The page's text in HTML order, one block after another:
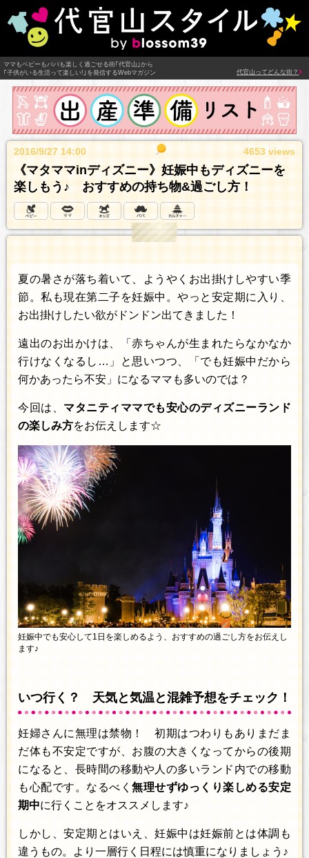
ママもベビーもパパも楽しく過ごせる街｢代官山｣から
｢子供がいる生活って楽しい!｣を発信するWebマガジン
代官山ってどんな街？
2016/9/27 14:00 4653 views
《マタママinディズニー》妊娠中もディズニーを
楽しもう♪ おすすめの持ち物&過ごし方！
夏の暑さが落ち着いて、ようやくお出掛けしやすい季
節。私も現在第二子を妊娠中。やっと安定期に入り、
お出掛けしたい欲がドンドン出てきました！
遠出のお出かけは、「赤ちゃんが生まれたらなかなか
行けなくなるし…」と思いつつ、「でも妊娠中だから
何かあったら不安」になるママも多いのでは？
今回は、 マタニティママでも安心のディズニーランド
の楽しみ方をお伝えします☆
妊娠中でも安心して1日を楽しめるよう、おすすめの過ごし方をお伝えし
ます♪
いつ行く？ 天気と気温と混雑予想をチェック！
妊婦さんに無理は禁物！ 初期はつわりもありまだま
だ体も不安定ですが、お腹の大きくなってからの後期
になると、長時間の移動や人の多いランド内での移動
も心配です。なるべく無理せずゆっくり楽しめる安定
期中に行くことをオススメします♪
しかし、安定期とはいえ、妊娠中は妊娠前とは体調も
違うもの。より一層行く日程には慎重になりましょう♪